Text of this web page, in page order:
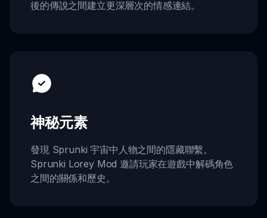
後的傳說之間建立更深層次的情感連結。
神秘元素
發現 Sprunki 宇宙中人物之間的隱藏聯繫。
Sprunki Lorey Mod 邀請玩家在遊戲中解碼角色
之間的關係和歷史。